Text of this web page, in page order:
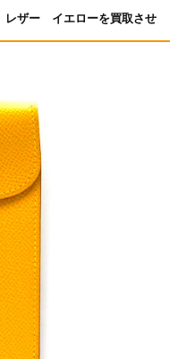
レザー イエローを買取させ